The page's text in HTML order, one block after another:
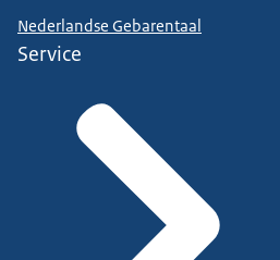
Nederlandse Gebarentaal
Service